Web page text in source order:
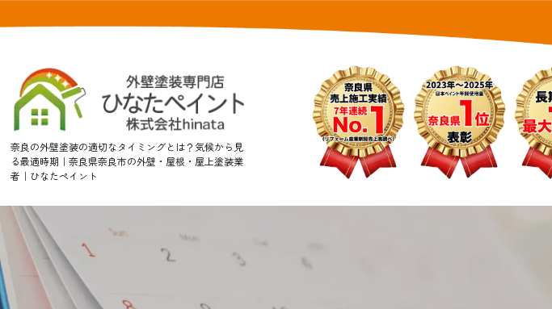
奈良の外壁塗装の適切なタイミングとは？気候から見
る最適時期｜奈良県奈良市の外壁・屋根・屋上塗装業
者｜ひなたペイント